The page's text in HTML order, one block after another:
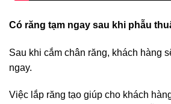
Có răng tạm ngay sau khi phẫu
Sau khi cắm chân răng, khách hàng
ngay.
Việc lắp răng tạo giúp cho khách